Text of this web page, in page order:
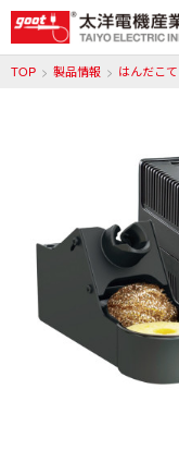
TOP 製品情報 はんだこて